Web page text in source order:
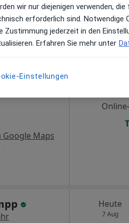
Google Maps
Heute
7 Aug
wir nur diejenigen verwenden,
erforderlich sind. Notwendige
Zustimmung jederzeit in den
Erfahren Sie mehr unter
Einstellungen